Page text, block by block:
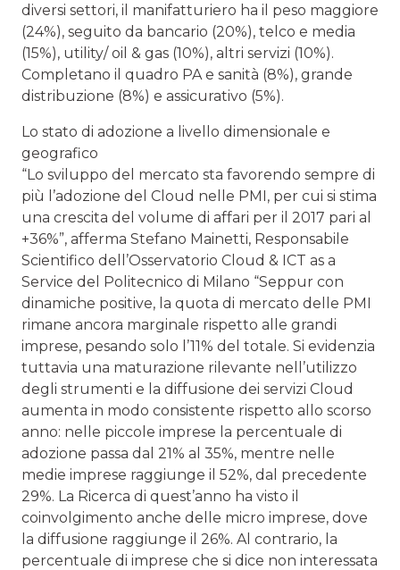
diversi settori, il manifatturiero ha il peso maggiore
(24%), seguito da bancario (20%), telco e media
(15%), utility/ oil & gas (10%), altri servizi (10%).
Completano il quadro PA e sanità (8%), grande
distribuzione (8%) e assicurativo (5%).
Lo stato di adozione a livello dimensionale e
geografico
“Lo sviluppo del mercato sta favorendo sempre di
più l’adozione del Cloud nelle PMI, per cui si stima
una crescita del volume di affari per il 2017 pari al
+36%”, afferma Stefano Mainetti, Responsabile
Scientifico dell’Osservatorio Cloud & ICT as a
Service del Politecnico di Milano “Seppur con
dinamiche positive, la quota di mercato delle PMI
rimane ancora marginale rispetto alle grandi
imprese, pesando solo l’11% del totale. Si evidenzia
tuttavia una maturazione rilevante nell’utilizzo
degli strumenti e la diffusione dei servizi Cloud
aumenta in modo consistente rispetto allo scorso
anno: nelle piccole imprese la percentuale di
adozione passa dal 21% al 35%, mentre nelle
medie imprese raggiunge il 52%, dal precedente
29%. La Ricerca di quest’anno ha visto il
coinvolgimento anche delle micro imprese, dove
la diffusione raggiunge il 26%. Al contrario, la
percentuale di imprese che si dice non interessata